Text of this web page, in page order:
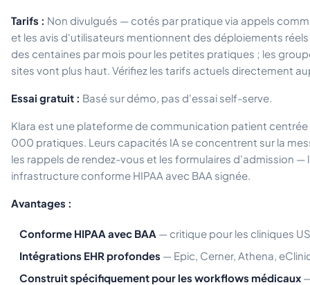
Tarifs : Non divulgués — cotés par pratique via appels
et les avis d'utilisateurs mentionnent des déploiements
des centaines par mois pour les petites pratiques ; les
sites vont plus haut. Vérifiez les tarifs actuels directement
Essai gratuit : Basé sur démo, pas d'essai self-serve.
Klara est une plateforme de communication patient centrée
000 pratiques. Leurs capacités IA se concentrent sur la
les rappels de rendez-vous et les formulaires d'admission —
infrastructure conforme HIPAA avec BAA signée.
Avantages :
Conforme HIPAA avec BAA — critique pour les cliniques
Intégrations EHR profondes — Epic, Cerner, Athena,
Construit spécifiquement pour les workflows médicaux